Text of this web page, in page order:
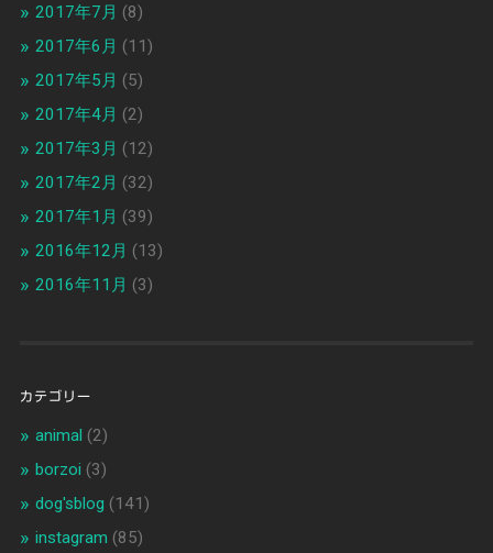
2017年7月 (8)
2017年6月 (11)
2017年5月 (5)
2017年4月 (2)
2017年3月 (12)
2017年2月 (32)
2017年1月 (39)
2016年12月 (13)
2016年11月 (3)
カテゴリー
animal (2)
borzoi (3)
dog'sblog (141)
instagram (85)